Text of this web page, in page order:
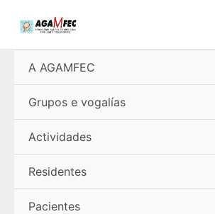
A AGAMFEC
Grupos e vogalías
Actividades
Residentes
Pacientes